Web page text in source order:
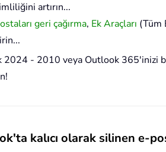
artırın...
geri çağırma, Ek Araçları (Tüm
2024 - 2010 veya Outlook 365'inizi
kalıcı olarak silinen e-